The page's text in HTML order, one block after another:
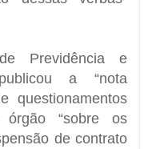
Previdência e
a “nota
questionamentos
órgão “sobre os
de contrato